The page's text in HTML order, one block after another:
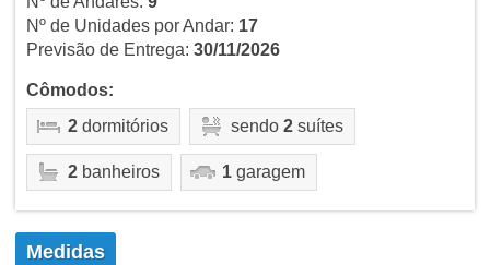
Nº de Unidades por Andar: 17
Previsão de Entrega: 30/11/2026
Cômodos:
2dormitórios sendo 2suítes
2banheiros 1garagem
Medidas